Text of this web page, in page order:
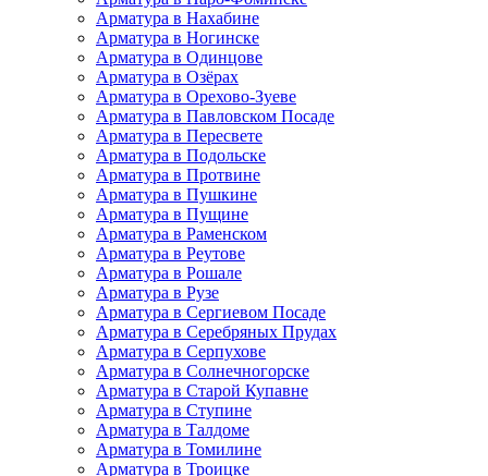
Арматура в Нахабине
Арматура в Ногинске
Арматура в Одинцове
Арматура в Озёрах
Арматура в Орехово-Зуеве
Арматура в Павловском Посаде
Арматура в Пересвете
Арматура в Подольске
Арматура в Протвине
Арматура в Пушкине
Арматура в Пущине
Арматура в Раменском
Арматура в Реутове
Арматура в Рошале
Арматура в Рузе
Арматура в Сергиевом Посаде
Арматура в Серебряных Прудах
Арматура в Серпухове
Арматура в Солнечногорске
Арматура в Старой Купавне
Арматура в Ступине
Арматура в Талдоме
Арматура в Томилине
Арматура в Троицке